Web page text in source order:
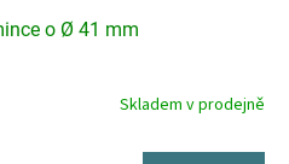
o Ø 41 mm
Skladem v prodejně